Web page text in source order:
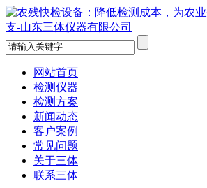
网站首页
检测仪器
检测方案
新闻动态
客户案例
常见问题
关于三体
联系三体